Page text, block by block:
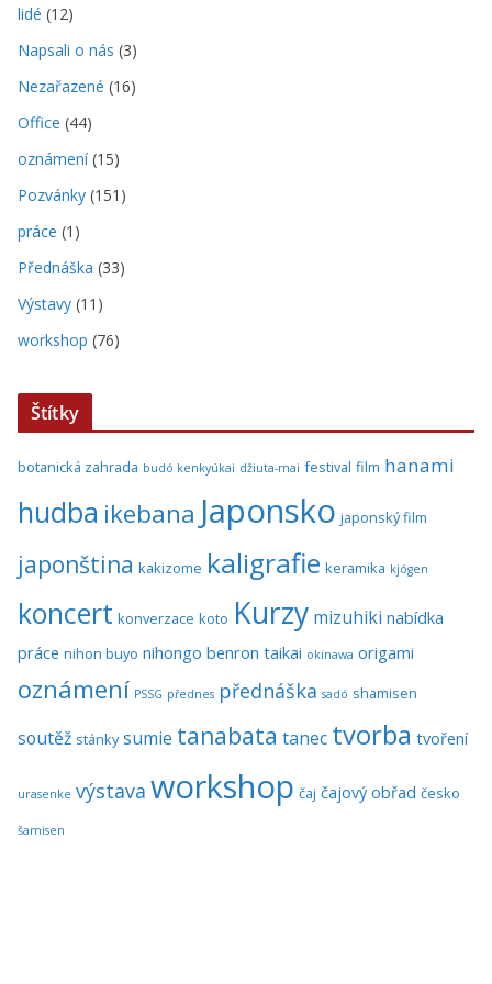
lidé (12)
Napsali o nás (3)
Nezařazené (16)
Office (44)
oznámení(15)
Pozvánky (151)
práce (1)
Přednáška (33)
Výstavy (11)
workshop (76)
Štítky
botanická zahrada budó kenkyúkai džiuta-mai festival film hanami
hudba ikebana Japonsko japonský film
japonština kakizome kaligrafie keramika kjógen
koncert konverzace koto Kurzy mizuhiki nabídka
práce nihon buyo nihongo benron taikai okinawa origami
oznámení PSSG přednes přednáška sadó shamisen
soutěž stánky sumie tanabata tanec tvorba tvoření
urasenke výstava workshop čaj čajový obřad česko
šamisen